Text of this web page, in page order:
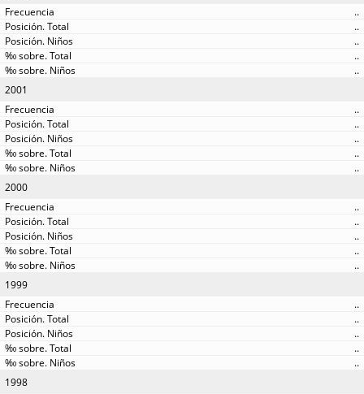
..
..
..
..
..
2001
..
..
..
..
..
2000
..
..
..
..
..
1999
..
..
..
..
..
1998